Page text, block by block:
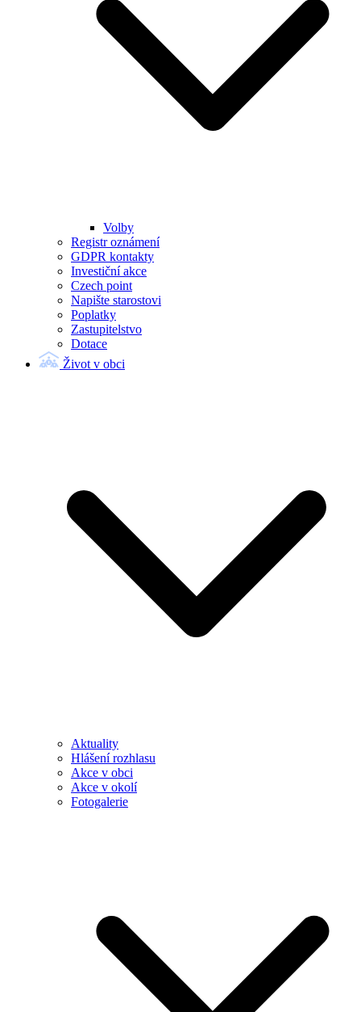
Volby
Registr oznámení
GDPR kontakty
Investiční akce
Czech point
Napište starostovi
Poplatky
Zastupitelstvo
Dotace
Život v obci
Aktuality
Hlášení rozhlasu
Akce v obci
Akce v okolí
Fotogalerie